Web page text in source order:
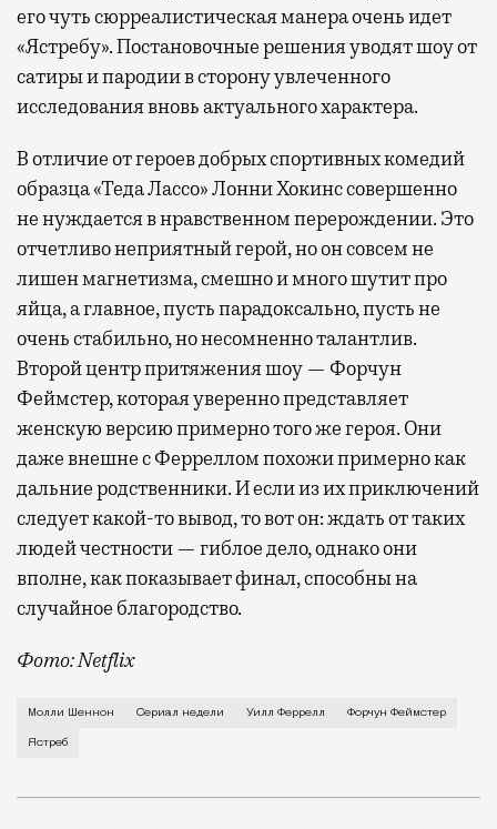
его чуть сюрреалистическая манера очень идет
«Ястребу». Постановочные решения уводят шоу от
сатиры и пародии в сторону увлеченного
исследования вновь актуального характера.
В отличие от героев добрых спортивных комедий
образца «Теда Лассо» Лонни Хокинс совершенно
не нуждается в нравственном перерождении. Это
отчетливо неприятный герой, но он совсем не
лишен магнетизма, смешно и много шутит про
яйца, а главное, пусть парадоксально, пусть не
очень стабильно, но несомненно талантлив.
Второй центр притяжения шоу — Форчун
Феймстер, которая уверенно представляет
женскую версию примерно того же героя. Они
даже внешне с Ферреллом похожи примерно как
дальние родственники. И если из их приключений
следует какой-то вывод, то вот он: ждать от таких
людей честности — гиблое дело, однако они
вполне, как показывает финал, способны на
случайное благородство.
Фото: Netflix
Когда-то Лонни Хокинс (Уилл Феррелл) был
Молли Шеннон Сериал недели Уилл Феррелл Форчун Феймстер
Ястреб